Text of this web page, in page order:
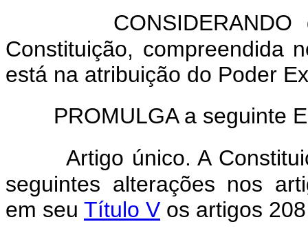
Constituição, compreendida
está na atribuição do Poder
PROMULGA a seguinte
Artigo único. A
seguintes alterações nos
em seu Título V os artigos